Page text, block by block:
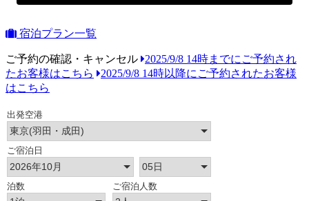
宿泊プラン一覧
ご予約の確認・キャンセル
2025/9/8 14時までにご予約され
たお客様はこちら
2025/9/8 14時以降にご予約されたお客様
はこちら